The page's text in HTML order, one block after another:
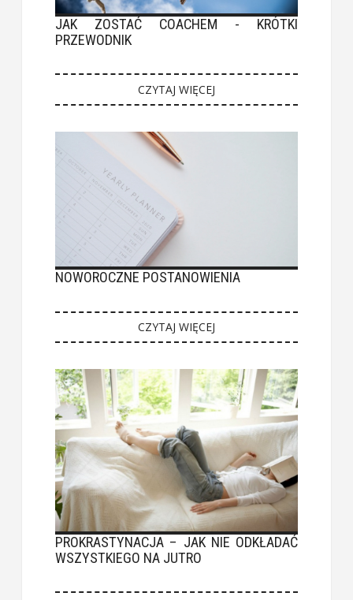
JAK ZOSTAĆ COACHEM - KRÓTKI
PRZEWODNIK
CZYTAJ WIĘCEJ
NOWOROCZNE POSTANOWIENIA
CZYTAJ WIĘCEJ
PROKRASTYNACJA – JAK NIE ODKŁADAĆ
WSZYSTKIEGO NA JUTRO